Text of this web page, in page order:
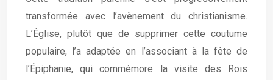
transformée avec l’avènement du christianisme.
L’Église, plutôt que de supprimer cette coutume
populaire, l’a adaptée en l’associant à la fête de
l’Épiphanie, qui commémore la visite des Rois